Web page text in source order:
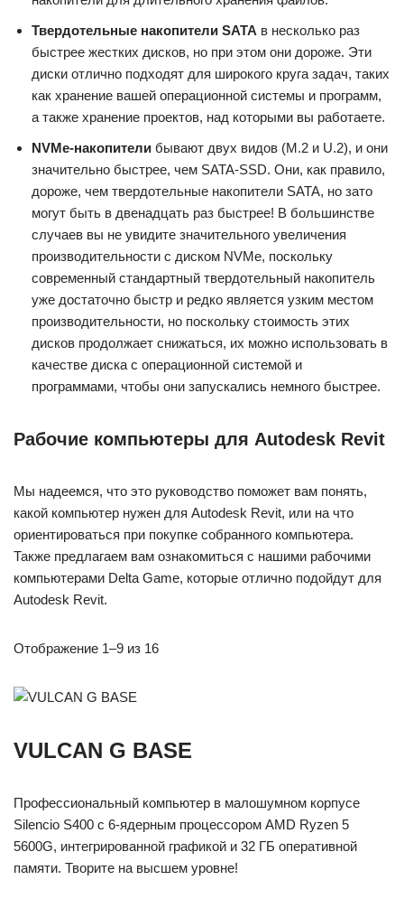
Твердотельные накопители SATA в несколько раз
быстрее жестких дисков, но при этом они дороже. Эти
диски отлично подходят для широкого круга задач, таких
как хранение вашей операционной системы и программ,
а также хранение проектов, над которыми вы работаете.
NVMe-накопители бывают двух видов (M.2 и U.2), и они
значительно быстрее, чем SATA-SSD. Они, как правило,
дороже, чем твердотельные накопители SATA, но зато
могут быть в двенадцать раз быстрее! В большинстве
случаев вы не увидите значительного увеличения
производительности с диском NVMe, поскольку
современный стандартный твердотельный накопитель
уже достаточно быстр и редко является узким местом
производительности, но поскольку стоимость этих
дисков продолжает снижаться, их можно использовать в
качестве диска с операционной системой и
программами, чтобы они запускались немного быстрее.
Рабочие компьютеры для Autodesk Revit
Мы надеемся, что это руководство поможет вам понять,
какой компьютер нужен для Autodesk Revit, или на что
ориентироваться при покупке собранного компьютера.
Также предлагаем вам ознакомиться с нашими рабочими
компьютерами Delta Game, которые отлично подойдут для
Autodesk Revit.
Отображение 1–9 из 16
VULCAN G BASE
Профессиональный компьютер в малошумном корпусе
Silencio S400 с 6-ядерным процессором AMD Ryzen 5
5600G, интегрированной графикой и 32 ГБ оперативной
памяти. Творите на высшем уровне!